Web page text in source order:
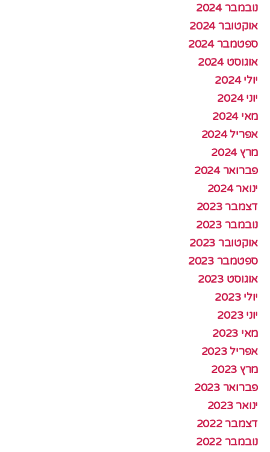
נובמבר 2024
אוקטובר 2024
ספטמבר 2024
אוגוסט 2024
יולי 2024
יוני 2024
מאי 2024
אפריל 2024
מרץ 2024
פברואר 2024
ינואר 2024
דצמבר 2023
נובמבר 2023
אוקטובר 2023
ספטמבר 2023
אוגוסט 2023
יולי 2023
יוני 2023
מאי 2023
אפריל 2023
מרץ 2023
פברואר 2023
ינואר 2023
דצמבר 2022
נובמבר 2022